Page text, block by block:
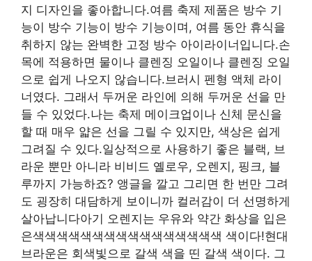
지 디자인을 좋아합니다.여름 축제 제품은 방수 기
능이 방수 기능이 방수 기능이며, 여름 동안 휴식을
취하지 않는 완벽한 고정 방수 아이라이너입니다.손
목에 적용하면 물이나 클렌징 오일이나 클렌징 오일
으로 쉽게 나오지 않습니다.브러시 펜형 액체 라이
너였다. 그래서 두꺼운 라인에 의해 두꺼운 선을 만
들 수 있었다.나는 축제 메이크업이나 신체 문신을
할 때 매우 얇은 선을 그릴 수 있지만, 색상은 쉽게
그려질 수 있다.일상적으로 사용하기 좋은 블랙, 브
라운 뿐만 아니라 비비드 옐로우, 오렌지, 핑크, 블
루까지 가능하죠? 앵글을 깔고 그리면 한 번만 그려
도 굉장히 대담하게 보이니까 컬러감이 더 선명하게
살아납니다아기 오렌지는 우유와 약간 화상을 입은
은색색색색색색색색색색색색색색색색 색이다!현대
브라운은 회색빛으로 갈색 색을 띤 갈색 색이다. 그